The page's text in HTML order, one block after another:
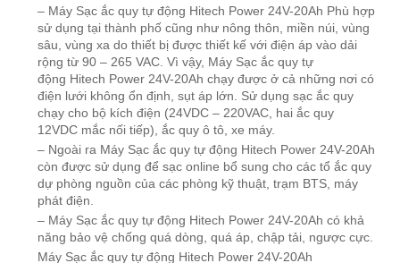
– Máy Sạc ắc quy tự động Hitech Power 24V-20Ah Phù hợp
sử dụng tại thành phố cũng như nông thôn, miền núi, vùng
sâu, vùng xa do thiết bị được thiết kế với điện áp vào dải
rộng từ 90 – 265 VAC. Vì vậy, Máy Sạc ắc quy tự
động Hitech Power 24V-20Ah chạy được ở cả những nơi có
điện lưới không ổn định, sụt áp lớn. Sử dụng sạc ắc quy
chạy cho bộ kích điện (24VDC – 220VAC, hai ắc quy
12VDC mắc nối tiếp), ắc quy ô tô, xe máy.
– Ngoài ra Máy Sạc ắc quy tự động Hitech Power 24V-20Ah
còn được sử dụng để sạc online bổ sung cho các tổ ắc quy
dự phòng nguồn của các phòng kỹ thuật, trạm BTS, máy
phát điện.
– Máy Sạc ắc quy tự động Hitech Power 24V-20Ah có khả
năng bảo vệ chống quá dòng, quá áp, chập tải, ngược cực.
Máy Sạc ắc quy tự động Hitech Power 24V-20Ah